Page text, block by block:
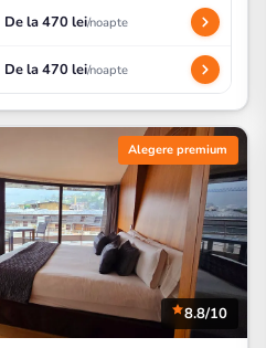
De la 470 lei/noapte
De la 470 lei/noapte
Alegere premium
8.8/10